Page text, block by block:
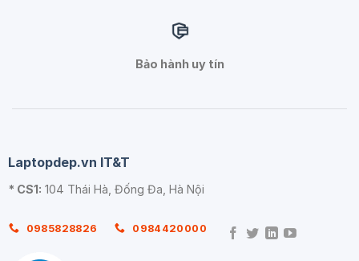
Bảo hành uy tín
Laptopdep.vn IT&T
* CS1: 104 Thái Hà, Đống Đa, Hà Nội
0985828826 0984420000